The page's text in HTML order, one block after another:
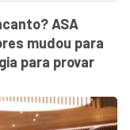
ASA
mudou para
para provar